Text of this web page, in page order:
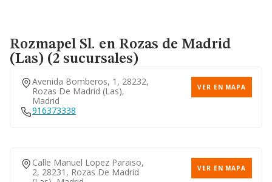
Rozmapel Sl. en Rozas de Madrid
(Las) (2 sucursales)
Avenida Bomberos, 1, 28232,
Rozas De Madrid (las),
Madrid
VER EN MAPA
916373338
Calle Manuel Lopez Paraiso,
2, 28231, Rozas De Madrid
VER EN MAPA